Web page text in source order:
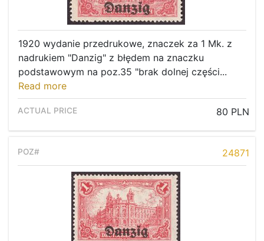
1920 wydanie przedrukowe, znaczek za 1 Mk. z
nadrukiem "Danzig" z błędem na znaczku
podstawowym na poz.35 "brak dolnej części...
Read more
80 PLN
24871